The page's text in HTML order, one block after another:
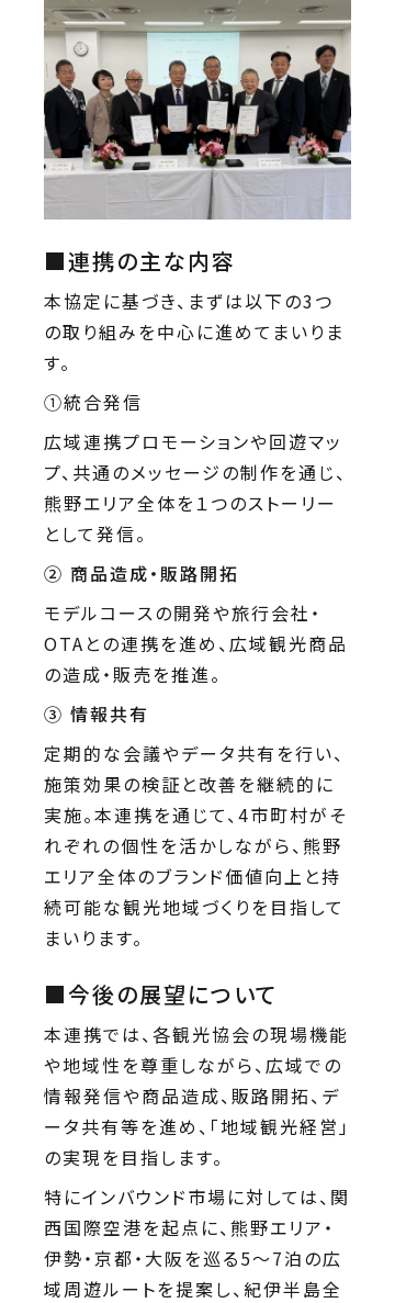
■連携の主な内容
本協定に基づき、まずは以下の3つ
の取り組みを中心に進めてまいりま
す。
①統合発信
広域連携プロモーションや回遊マッ
プ、共通のメッセージの制作を通じ、
熊野エリア全体を１つのストーリー
として発信。
② 商品造成・販路開拓
モデルコースの開発や旅行会社・
OTAとの連携を進め、広域観光商品
の造成・販売を推進。
③ 情報共有
定期的な会議やデータ共有を行い、
施策効果の検証と改善を継続的に
実施。本連携を通じて、4市町村がそ
れぞれの個性を活かしながら、熊野
エリア全体のブランド価値向上と持
続可能な観光地域づくりを目指して
まいります。
■今後の展望について
本連携では、各観光協会の現場機能
や地域性を尊重しながら、広域での
情報発信や商品造成、販路開拓、デ
ータ共有等を進め、「地域観光経営」
の実現を目指します。
特にインバウンド市場に対しては、関
西国際空港を起点に、熊野エリア・
伊勢・京都・大阪を巡る5〜7泊の広
域周遊ルートを提案し、紀伊半島全